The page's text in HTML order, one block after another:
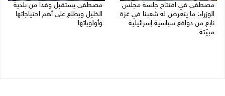
مصطفى في افتتاح جلسة مجلس
الوزراء: ما يتعرض له شعبنا في غزة
نابع من دوافع سياسية إسرائيلية
مبيّتة
مصطفى يستقبل وفدا من بلدية
الخليل ويطلع على أهم احتياجاتها
وأولوياتها